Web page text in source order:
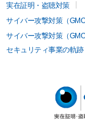
実在証明・盗聴対策
サイバー攻撃対策（
サイバー攻撃対策（GMO
セキュリティ事業の軌跡